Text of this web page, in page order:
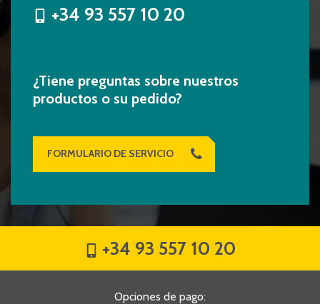
+34 93 557 10 20
¿Tiene preguntas sobre nuestros
productos o su pedido?
FORMULARIO DE SERVICIO
+34 93 557 10 20
Opciones de pago: